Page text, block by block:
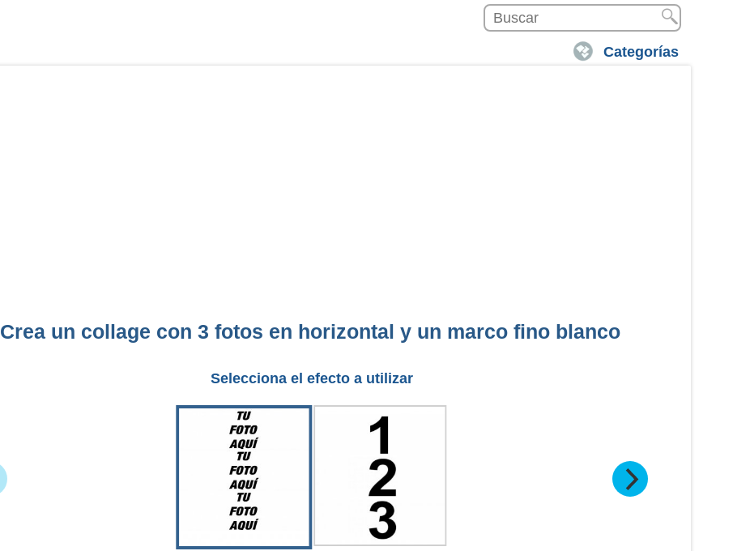
Categorías
Crea un collage con 3 fotos en horizontal y un marco fino blanco
Selecciona el efecto a utilizar